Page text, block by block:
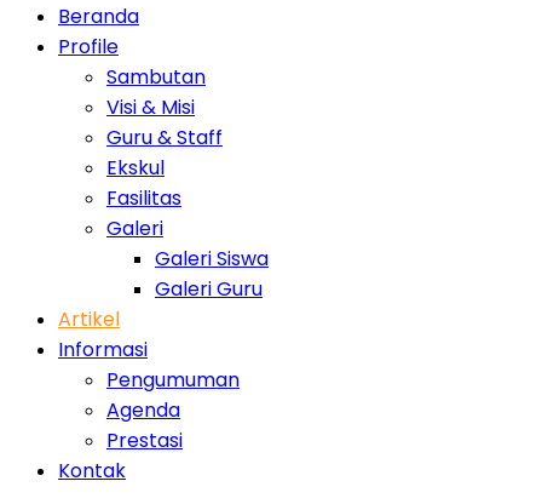
Beranda
Profile
Sambutan
Visi & Misi
Guru & Staff
Ekskul
Fasilitas
Galeri
Galeri Siswa
Galeri Guru
Artikel
Informasi
Pengumuman
Agenda
Prestasi
Kontak